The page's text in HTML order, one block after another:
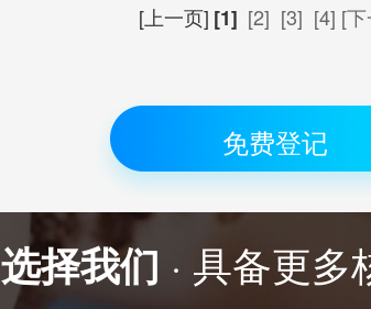
[上一页] [1] [2] [3] [4] [
免费登记
选择我们 · 具备更多